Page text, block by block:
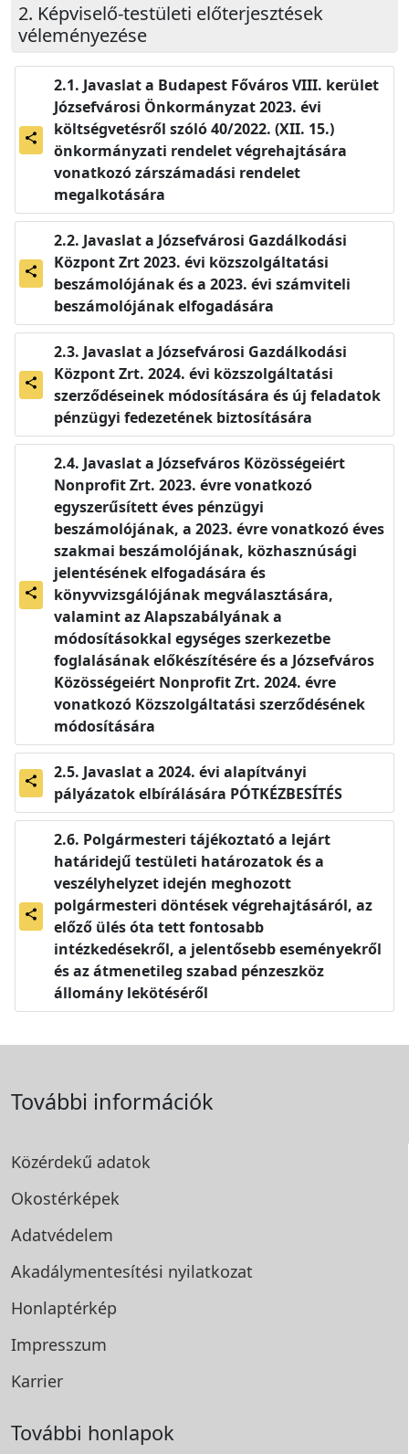
Képviselő-testületi előterjesztések
véleményezése
share
Javaslat a Budapest Főváros VIII. kerület
Józsefvárosi Önkormányzat 2023. évi
költségvetésről szóló 40/2022. (XII. 15.)
önkormányzati rendelet végrehajtására
vonatkozó zárszámadási rendelet
megalkotására
share
Javaslat a Józsefvárosi Gazdálkodási
Központ Zrt 2023. évi közszolgáltatási
beszámolójának és a 2023. évi számviteli
beszámolójának elfogadására
share
Javaslat a Józsefvárosi Gazdálkodási
Központ Zrt. 2024. évi közszolgáltatási
szerződéseinek módosítására és új feladatok
pénzügyi fedezetének biztosítására
share
Javaslat a Józsefváros Közösségeiért
Nonprofit Zrt. 2023. évre vonatkozó
egyszerűsített éves pénzügyi
beszámolójának, a 2023. évre vonatkozó éves
szakmai beszámolójának, közhasznúsági
jelentésének elfogadására és
könyvvizsgálójának megválasztására,
valamint az Alapszabályának a
módosításokkal egységes szerkezetbe
foglalásának előkészítésére és a Józsefváros
Közösségeiért Nonprofit Zrt. 2024. évre
vonatkozó Közszolgáltatási szerződésének
módosítására
share
Javaslat a 2024. évi alapítványi
pályázatok elbírálására PÓTKÉZBESÍTÉS
share
Polgármesteri tájékoztató a lejárt
határidejű testületi határozatok és a
veszélyhelyzet idején meghozott
polgármesteri döntések végrehajtásáról, az
előző ülés óta tett fontosabb
intézkedésekről, a jelentősebb eseményekről
és az átmenetileg szabad pénzeszköz
állomány lekötéséről
További információk
Közérdekű adatok
Okostérképek
Adatvédelem
Akadálymentesítési nyilatkozat
Honlaptérkép
Impresszum
Karrier
További honlapok